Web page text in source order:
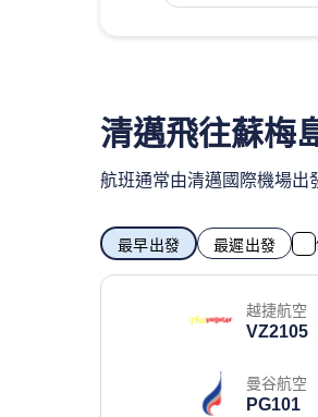
清邁飛往蘇梅
航班通常由清邁國際機場出
最早出發 最遲出發
越捷航空
VZ2105
曼谷航空
PG101